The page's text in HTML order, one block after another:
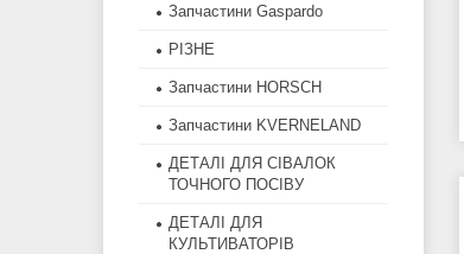
Запчастини Gaspardo
РІЗНЕ
Запчастини HORSCH
Запчастини KVERNELAND
ДЕТАЛІ ДЛЯ СІВАЛОК
ТОЧНОГО ПОСІВУ
ДЕТАЛІ ДЛЯ
КУЛЬТИВАТОРІВ